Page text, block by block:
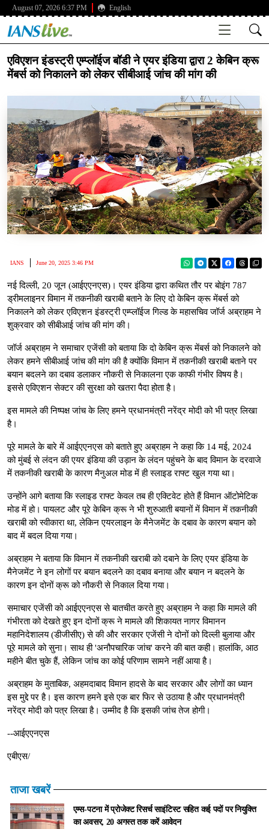
August 07, 2026 6:37 PM English
एविएशन इंडस्ट्री एम्प्लॉईज बॉडी ने एयर इंडिया द्वारा 2 केबिन क्रू
मेंबर्स को निकालने को लेकर सीबीआई जांच की मांग की
IANS June 20, 2025 3:46 PM
नई दिल्ली, 20 जून (आईएएनएस)। एयर इंडिया द्वारा कथित तौर पर बोइंग 787
ड्रीमलाइनर विमान में तकनीकी खराबी बताने के लिए दो केबिन क्रू मेंबर्स को
निकालने को लेकर एविएशन इंडस्ट्री एम्प्लॉईज गिल्ड के महासचिव जॉर्ज अब्राहम ने
शुक्रवार को सीबीआई जांच की मांग की।
जॉर्ज अब्राहम ने समाचार एजेंसी को बताया कि दो केबिन क्रू मेंबर्स को निकालने को
लेकर हमने सीबीआई जांच की मांग की है क्योंकि विमान में तकनीकी खराबी बताने पर
बयान बदलने का दबाव डलाकर नौकरी से निकालना एक काफी गंभीर विषय है।
इससे एविएशन सेक्टर की सुरक्षा को खतरा पैदा होता है।
इस मामले की निष्पक्ष जांच के लिए हमने प्रधानमंत्री नरेंद्र मोदी को भी पत्र लिखा
है।
पूरे मामले के बारे में आईएएनएस को बताते हुए अब्राहम ने कहा कि 14 मई, 2024
को मुंबई से लंदन की एयर इंडिया की उड़ान के लंदन पहुंचने के बाद विमान के दरवाजे
में तकनीकी खराबी के कारण मैनुअल मोड में ही स्लाइड राफ्ट खुल गया था।
उन्होंने आगे बताया कि स्लाइड राफ्ट केवल तब ही एक्टिवेट होते हैं विमान ऑटोमेटिक
मोड में हो। पायलट और पूरे केबिन क्रू ने भी शुरुआती बयानों में विमान में तकनीकी
खराबी को स्वीकारा था, लेकिन एयरलाइन के मैनेजमेंट के दबाव के कारण बयान को
बाद में बदल दिया गया।
अब्राहम ने बताया कि विमान में तकनीकी खराबी को दबाने के लिए एयर इंडिया के
मैनेजमेंट ने इन लोगों पर बयान बदलने का दबाव बनाया और बयान न बदलने के
कारण इन दोनों क्रू को नौकरी से निकाल दिया गया।
समाचार एजेंसी को आईएएनएस से बातचीत करते हुए अब्राहम ने कहा कि मामले की
गंभीरता को देखते हुए इन दोनों क्रू ने मामले की शिकायत नागर विमानन
महानिदेशालय (डीजीसीए) से की और सरकार एजेंसी ने दोनों को दिल्ली बुलाया और
पूरे मामले को सुना। साथ ही 'अनौपचारिक जांच' करने की बात कही। हालांकि, आठ
महीने बीत चुके हैं, लेकिन जांच का कोई परिणाम सामने नहीं आया है।
अब्राहम के मुताबिक, अहमदाबाद विमान हादसे के बाद सरकार और लोगों का ध्यान
इस मुद्दे पर है। इस कारण हमने इसे एक बार फिर से उठाया है और प्रधानमंत्री
नरेंद्र मोदी को पत्र लिखा है। उम्मीद है कि इसकी जांच तेज होगी।
--आईएएनएस
एबीएस/
ताजा खबरें
एम्स-पटना में प्रोजेक्ट रिसर्च साइंटिस्ट सहित कई पदों पर नियुक्ति
का अवसर, 20 अगस्त तक करें आवेदन